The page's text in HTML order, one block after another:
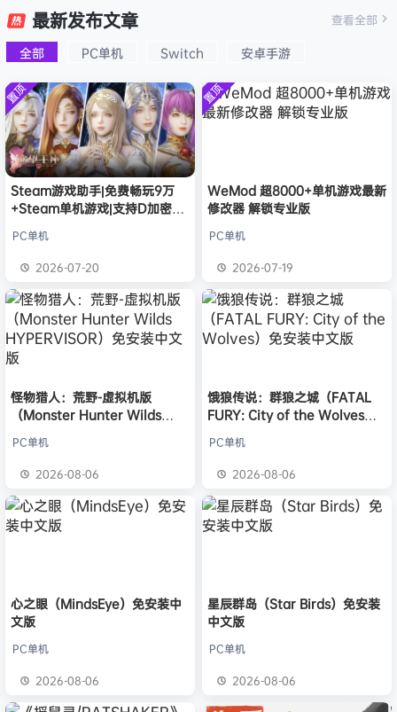
Dark
Creed
拟机
速：地平
线
6（Forza
Horizon
6）免安装
中文版
心/Atomi
c
Heart》
文版
n Desert
HYPERVI
SOR）免
安装中文
版
9：安魂
Requiem
）免安装
中文版
欢迎 e******i
普洱 签到获取
欢迎普洱 加入本站
欢迎c***s 加入本站
8月6日
欢迎V****y 加入本站 8月6日
欢迎j***j 加入本站
欢迎1******4 加入本站
l***g 签到获取 28 点积分 8月5日
w******g 签到获取 49 点积分 8月4日
加入本站 8月4日
15小时前
最新发布文章
全部 PC单机 Switch 安卓手游
查看全部
置顶
Steam游戏助手|免费畅玩9万
+Steam单机游戏|支持D加密以
PC单机
2026-07-20
置顶
WeMod 超8000+单机游戏最新
修改器 解锁专业版
PC单机
2026-07-19
怪物猎人：荒野-虚拟机版
（Monster Hunter Wilds
PC单机
2026-08-06
饿狼传说：群狼之城（FATAL
FURY: City of the Wolves）
PC单机
2026-08-06
心之眼（MindsEye）免安装中
文版
PC单机
2026-08-06
星辰群岛（Star Birds）免安装
中文版
PC单机
2026-08-06